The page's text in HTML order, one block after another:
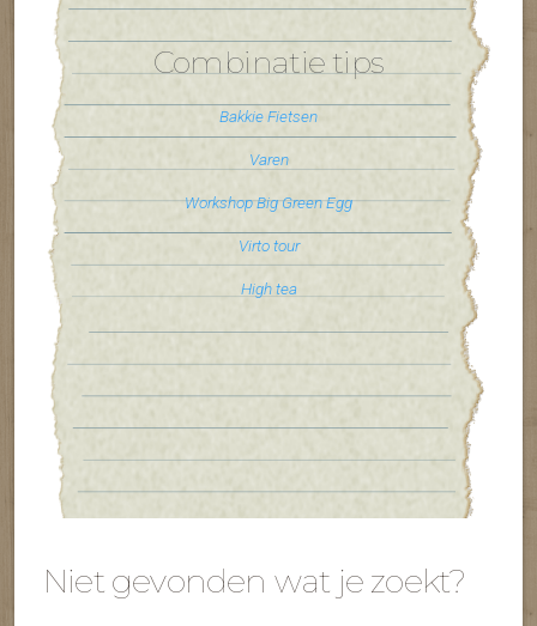
Combinatie tips
Bakkie Fietsen
Varen
Workshop Big Green Egg
Virto tour
High tea
Niet gevonden wat je zoekt?